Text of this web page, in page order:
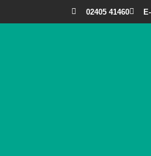
02405 41460